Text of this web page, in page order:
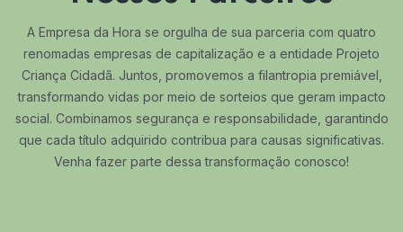
A Empresa da Hora se orgulha de sua parceria com quatro
renomadas empresas de capitalização e a entidade Projeto
Criança Cidadã. Juntos, promovemos a filantropia premiável,
transformando vidas por meio de sorteios que geram impacto
social. Combinamos segurança e responsabilidade, garantindo
que cada título adquirido contribua para causas significativas.
Venha fazer parte dessa transformação conosco!